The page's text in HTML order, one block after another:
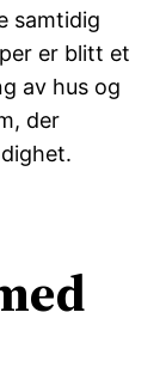
samtidig
er blitt et
av hus og
der